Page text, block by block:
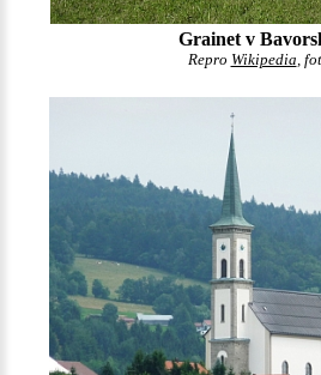
Grainet v
Repro Wikipedia ,